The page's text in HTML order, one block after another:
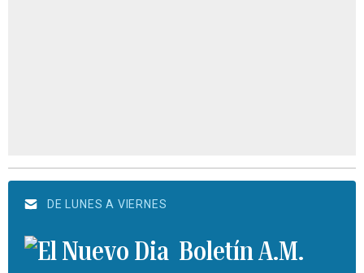
DE LUNES A VIERNES
Boletín A.M.